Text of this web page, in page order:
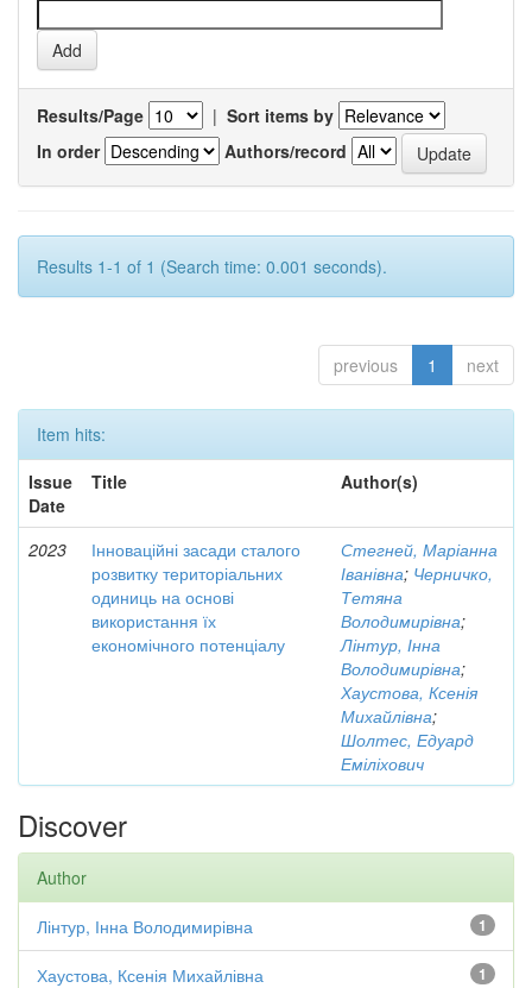
Results/Page | Sort items by
In order
Authors/record
Results 1-1 of 1 (Search time: 0.001 seconds).
previous 1 next
Item hits:
Issue
Date
Title Author(s)
2023
Інноваційні засади сталого
розвитку територіальних
одиниць на основі
використання їх
економічного потенціалу
Стегней, Маріанна
Іванівна; Черничко,
Тетяна
Володимирівна;
Лінтур, Інна
Володимирівна;
Хаустова, Ксенія
Михайлівна;
Шолтес, Едуард
Еміліхович
Discover
Author
1
Лінтур, Інна Володимирівна
1
Хаустова, Ксенія Михайлівна